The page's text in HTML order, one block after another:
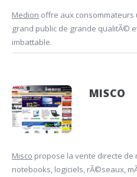
Medion offre aux
grand public de grande qualitÃ©
imbattable.
MISCO
Misco propose la vente directe
notebooks, logiciels, rÃ©seaux,